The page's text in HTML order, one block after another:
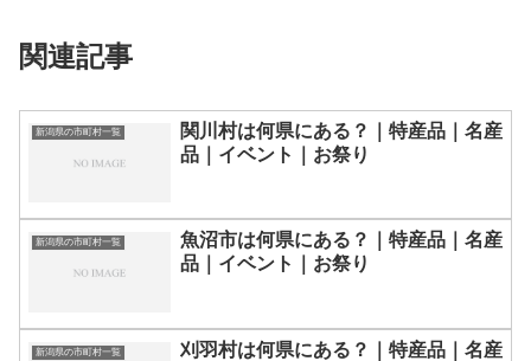
関連記事
新潟県の市町村一覧
関川村は何県にある？｜特産品｜名産
品｜イベント｜お祭り
新潟県の市町村一覧
魚沼市は何県にある？｜特産品｜名産
品｜イベント｜お祭り
新潟県の市町村一覧 刈羽村は何県にある？｜特産品｜名産